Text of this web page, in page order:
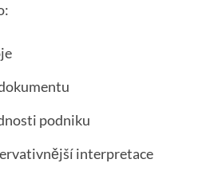
podniku
interpretace